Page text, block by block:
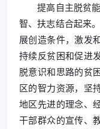
提高自主脱贫能
智、扶志结合起来
展创造条件，激发
持续反贫困和促进
脱意识和思路的贫
区的智力资源，坚
地区先进的理念、
干部群众的宣传、